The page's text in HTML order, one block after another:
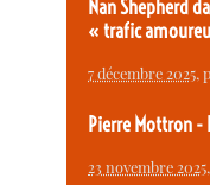
Nan Shepherd
« trafic
7 décembre 2025,
Pierre Mottron -
23 novembre 2025